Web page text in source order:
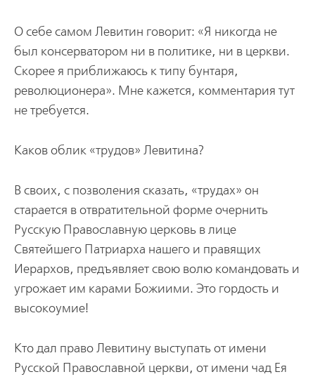
О себе самом Левитин говорит: «Я никогда не
был консерватором ни в политике, ни в церкви.
Скорее я приближаюсь к типу бунтаря,
революционера». Мне кажется, комментария тут
не требуется.
Каков облик «трудов» Левитина?
В своих, с позволения сказать, «трудах» он
старается в отвратительной форме очернить
Русскую Православную церковь в лице
Святейшего Патриарха нашего и правящих
Иерархов, предъявляет свою волю командовать и
угрожает им карами Божиими. Это гордость и
высокоумие!
Кто дал право Левитину выступать от имени
Русской Православной церкви, от имени чад Ея